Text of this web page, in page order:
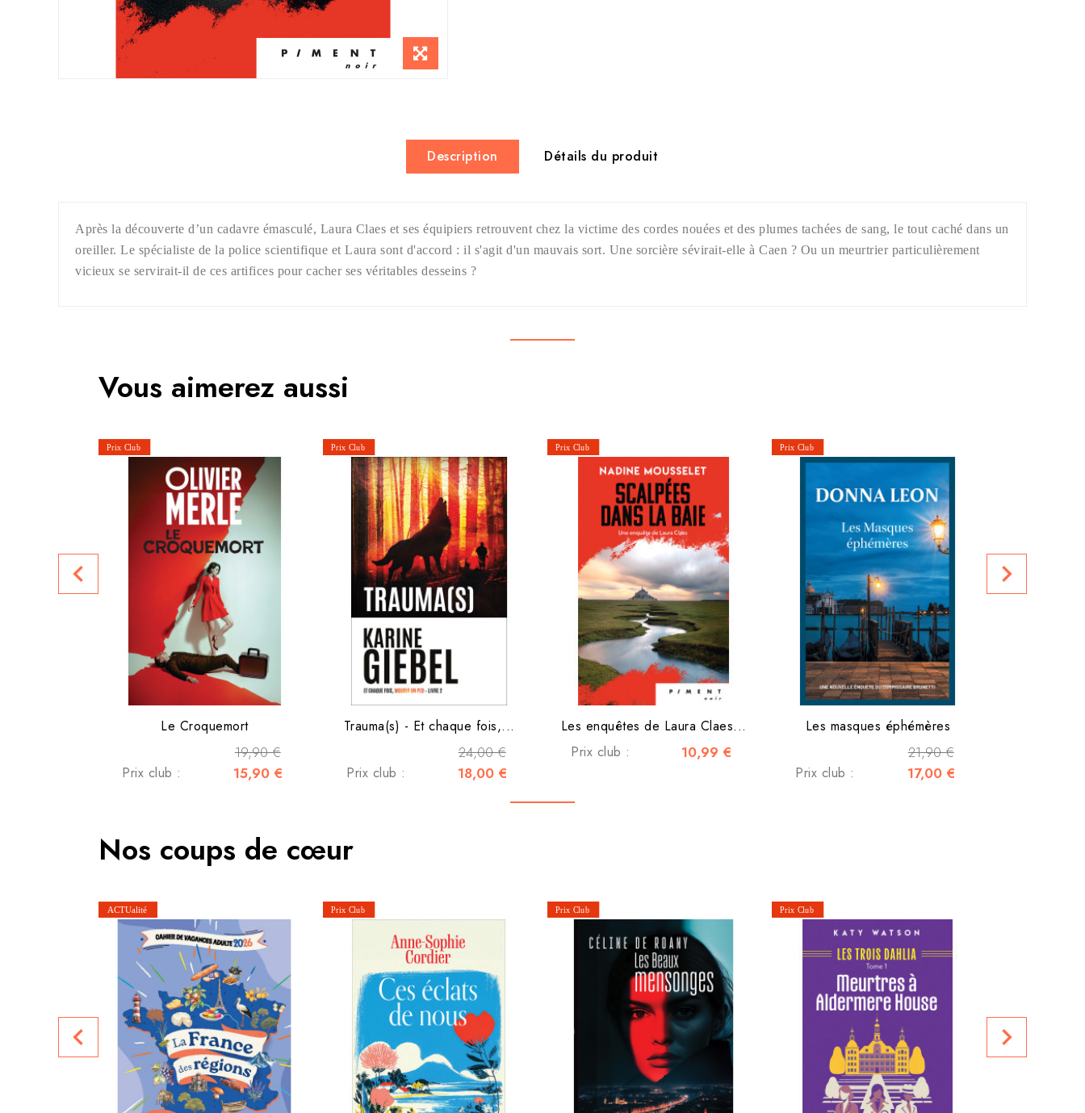
Description Détails du produit
Après la découverte d’un cadavre émasculé, Laura Claes et ses équipiers retrouvent chez la victime des cordes nouées et des plumes tachées de sang, le tout caché dans un
oreiller. Le spécialiste de la police scientifique et Laura sont d'accord : il s'agit d'un mauvais sort. Une sorcière sévirait-elle à Caen ? Ou un meurtrier particulièrement
vicieux se servirait-il de ces artifices pour cacher ses véritables desseins ?
Vous aimerez aussi
Le Croquemort
19,90 €
Prix club : 15,90 €
Trauma(s) - Et chaque fois,...
24,00 €
Prix club : 18,00 €
Les enquêtes de Laura Claes...
Prix club :
10,99 €
Les masques éphémères
21,90 €
Prix club : 17,00 €
navigate_before navigate_next
Nos coups de cœur
navigate_before navigate_next